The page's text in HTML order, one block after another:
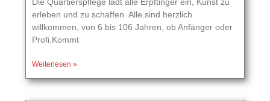
erleben und zu schaffen. Alle sind herzlich
willkommen, von 6 bis 106 Jahren, ob Anfänger oder
Profi.Kommt
Weiterlesen »